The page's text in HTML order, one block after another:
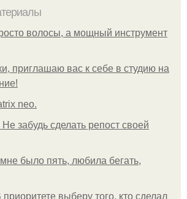
волосы, а мощный инструмент
приглашаю вас к себе в студию на
neo.
забудь сделать репост своей
было пять, любила бегать,
выберу того, кто сделал